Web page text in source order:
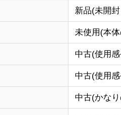
新品(未開
未使用(本
中古(使用
中古(使用
中古(かな